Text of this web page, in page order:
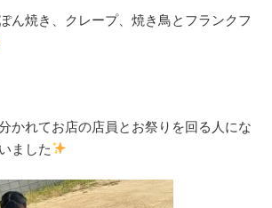
ん焼き、クレープ、焼き鳥とフランクフ
かれてお店の店員とお祭りを回る人にな
ました